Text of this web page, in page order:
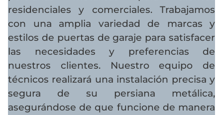
residenciales y comerciales. Trabajamos
con una amplia variedad de marcas y
estilos de puertas de garaje para satisfacer
las necesidades y preferencias de
nuestros clientes. Nuestro equipo de
técnicos realizará una instalación precisa y
segura de su persiana metálica,
asegurándose de que funcione de manera